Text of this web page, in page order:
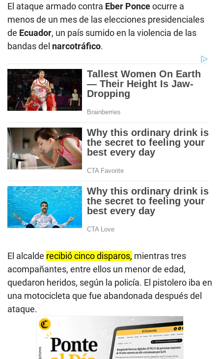
El ataque armado contra Eber Ponceocurre a
menos de un mes de las elecciones presidenciales
de Ecuador, un país sumido en la violencia de las
bandas del narcotráfico.
El alcalde recibió cinco disparos, mientras tres
acompañantes, entre ellos un menor de edad,
quedaron heridos, según la policía. El pistolero iba en
una motocicleta que fue abandonada después del
ataque.